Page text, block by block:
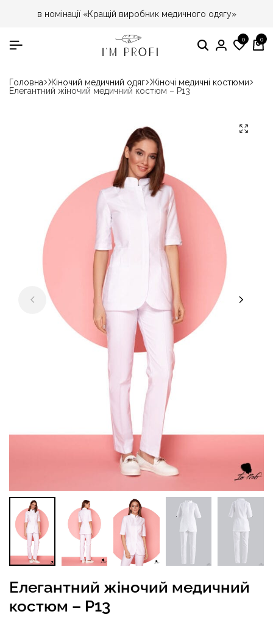
в номінації «Кращій виробник медичного одягу»
0 0
Головна Жіночий медичний одяг Жіночі медичні костюми
Елегантний жіночий медичний костюм – P13
Елегантний жіночий медичний
костюм – P13